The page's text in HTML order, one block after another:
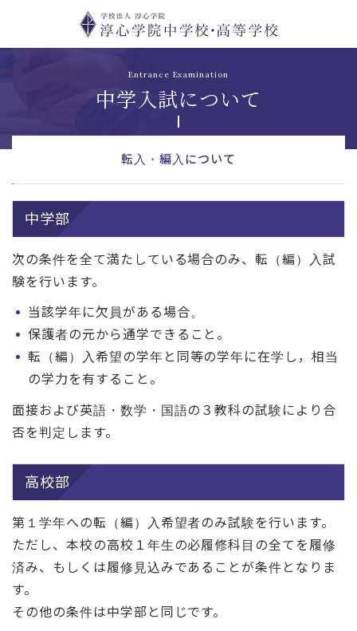
Entrance Examination
中学入試について
転入・編入について
転入・編入生の受入れについて
中学部
次の条件を全て満たしている場合のみ、転（編）入試
験を行います。
当該学年に欠員がある場合。
保護者の元から通学できること。
転（編）入希望の学年と同等の学年に在学し，相当
の学力を有すること。
面接および英語・数学・国語の３教科の試験により合
否を判定します。
高校部
第１学年への転（編）入希望者のみ試験を行います。
ただし、本校の高校１年生の必履修科目の全てを履修
済み、もしくは履修見込みであることが条件となりま
す。
その他の条件は中学部と同じです。